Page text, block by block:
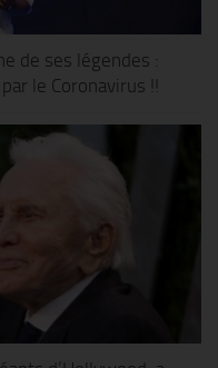
de ses légendes :
le Coronavirus !!